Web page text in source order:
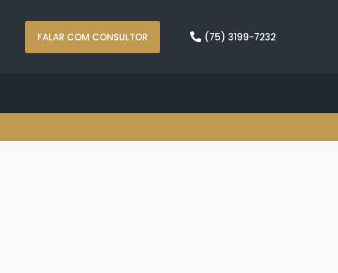
FALAR COM CONSULTOR (75) 3199-7232